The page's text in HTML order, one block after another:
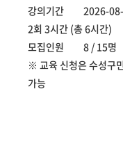
강의기간 2026-08-
2회 3시간 (총 6시간)
모집인원 8 / 15명
※ 교육 신청은 수성구
가능